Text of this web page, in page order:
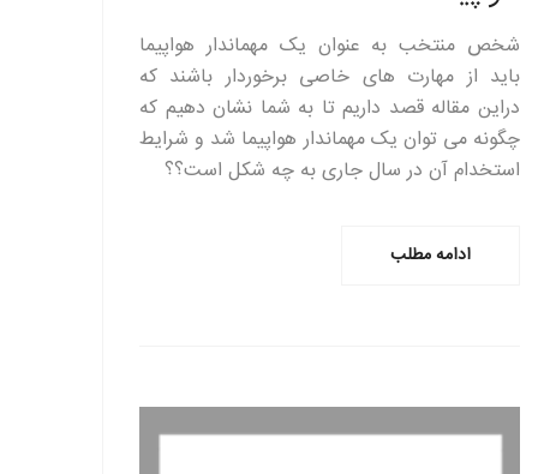
شخص منتخب به عنوان یک مهماندار هواپیما
باید از مهارت های خاصی برخوردار باشند که
دراین مقاله قصد داریم تا به شما نشان دهیم که
چگونه می توان یک مهماندار هواپیما شد و شرایط
استخدام آن در سال جاری به چه شکل است؟؟
ادامه مطلب